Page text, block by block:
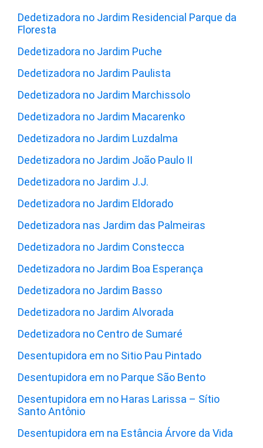
Dedetizadora no Jardim Residencial Parque da
Floresta
Dedetizadora no Jardim Puche
Dedetizadora no Jardim Paulista
Dedetizadora no Jardim Marchissolo
Dedetizadora no Jardim Macarenko
Dedetizadora no Jardim Luzdalma
Dedetizadora no Jardim João Paulo II
Dedetizadora no Jardim J.J.
Dedetizadora no Jardim Eldorado
Dedetizadora nas Jardim das Palmeiras
Dedetizadora no Jardim Constecca
Dedetizadora no Jardim Boa Esperança
Dedetizadora no Jardim Basso
Dedetizadora no Jardim Alvorada
Dedetizadora no Centro de Sumaré
Desentupidora em no Sitio Pau Pintado
Desentupidora em no Parque São Bento
Desentupidora em no Haras Larissa – Sítio
Santo Antônio
Desentupidora em na Estância Árvore da Vida